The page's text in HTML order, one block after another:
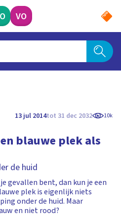
VO
13 jul 2014tot 31 dec 2032 10k
blauwe plek als
de huid
gevallen bent, dan kun je een
plek is eigenlijk niets
onder de huid. Maar
en niet rood?